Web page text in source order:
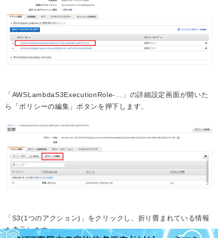
「AWSLambdaS3ExecutionRole-…」の詳細設定画面が開いた
ら「ポリシーの編集」ボタンを押下します。
「S3(1つのアクション)」をクリックし、折り畳まれている情報
を表示します。